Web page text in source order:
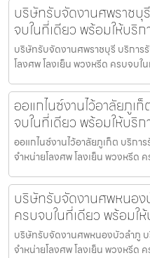
บริษัทรับจัดงานศพราชบุ
จบในที่เดียว พร้อมให้บริ
บริษัทรับจัดงานศพราชบุรี บริกา
โลงศพ โลงเย็น พวงหรีด ครบจบใ
ออแกไนซ์งานไว้อาลัยภู
จบในที่เดียว พร้อมให้บริ
ออแกไนซ์งานไว้อาลัยภูเก็ต บริก
จำหน่ายโลงศพ โลงเย็น พวงหรีด
บริษัทรับจัดงานศพหนอ
ครบจบในที่เดียว พร้อมใ
บริษัทรับจัดงานศพหนองบัวลำภู
จำหน่ายโลงศพ โลงเย็น พวงหรีด